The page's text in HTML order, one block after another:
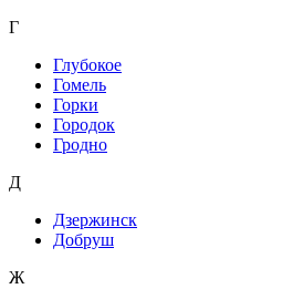
Г
Глубокое
Гомель
Горки
Городок
Гродно
Д
Дзержинск
Добруш
Ж